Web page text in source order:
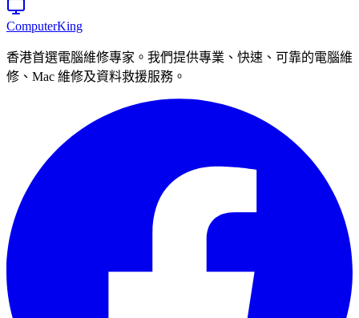
ComputerKing
香港首選電腦維修專家。我們提供專業、快速、可靠的電腦維
修、Mac 維修及資料救援服務。